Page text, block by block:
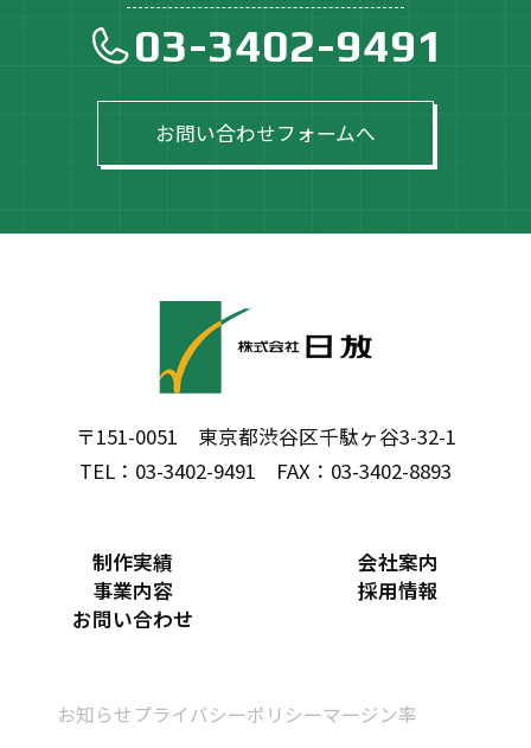
03-3402-9491
お問い合わせフォームへ
〒151-0051 東京都渋谷区千駄ヶ谷3-32-1
TEL：03-3402-9491 FAX：03-3402-8893
制作実績
会社案内
事業内容
採用情報
お問い合わせ
お知らせプライバシーポリシーマージン率